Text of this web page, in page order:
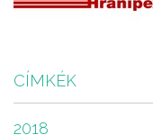
CÍMKÉK
2018